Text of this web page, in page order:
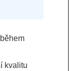
při
pro
kvalitu